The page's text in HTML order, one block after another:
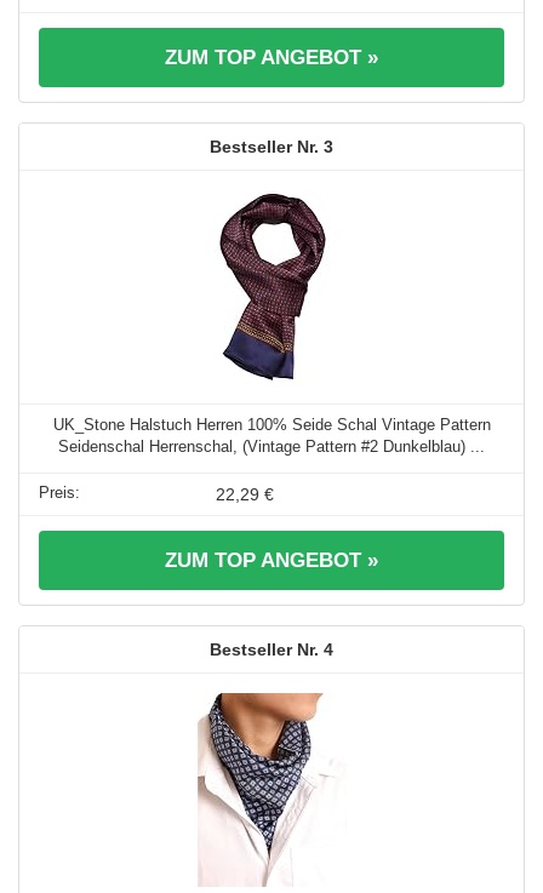
ZUM TOP ANGEBOT »
3
UK_Stone Halstuch Herren 100% Seide Schal Vintage Pattern
Seidenschal Herrenschal, (Vintage Pattern #2 Dunkelblau) ...
22,29 €
ZUM TOP ANGEBOT »
4